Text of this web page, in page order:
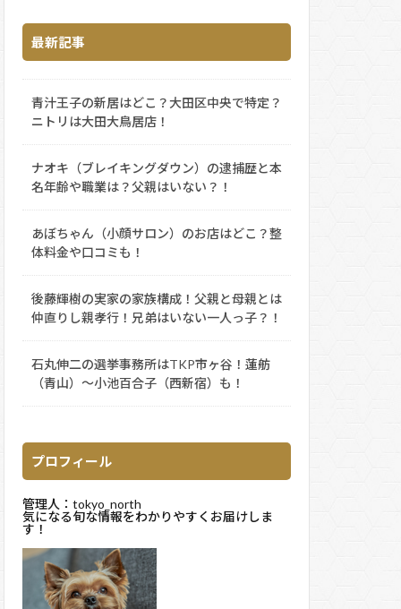
最新記事
青汁王子の新居はどこ？大田区中央で特定？
ニトリは大田大鳥居店！
ナオキ（ブレイキングダウン）の逮捕歴と本
名年齢や職業は？父親はいない？！
あぼちゃん（小顔サロン）のお店はどこ？整
体料金や口コミも！
後藤輝樹の実家の家族構成！父親と母親とは
仲直りし親孝行！兄弟はいない一人っ子？！
石丸伸二の選挙事務所はTKP市ヶ谷！蓮舫
（青山）～小池百合子（西新宿）も！
プロフィール
管理人：tokyo_north
気になる旬な情報をわかりやすくお届けしま
す！